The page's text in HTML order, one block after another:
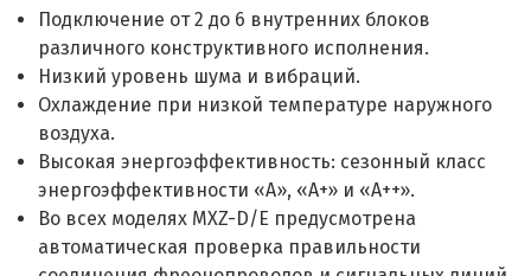
Подключение от 2 до 6 внутренних блоков
различного конструктивного исполнения.
Низкий уровень шума и вибраций.
Охлаждение при низкой температуре наружного
воздуха.
Высокая энергоэффективность: сезонный класс
энергоэффективности «А», «А+» и «А++».
Во всех моделях MXZ-D/E предусмотрена
aвтоматическая проверка правильности